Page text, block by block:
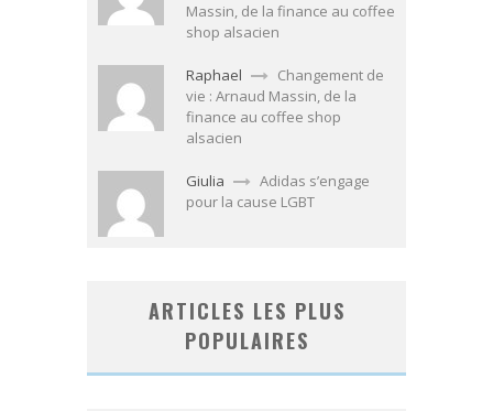
Massin, de la finance au coffee
shop alsacien
Raphael
Changement de
vie : Arnaud Massin, de la
finance au coffee shop
alsacien
Giulia
Adidas s’engage
pour la cause LGBT
ARTICLES LES PLUS
POPULAIRES